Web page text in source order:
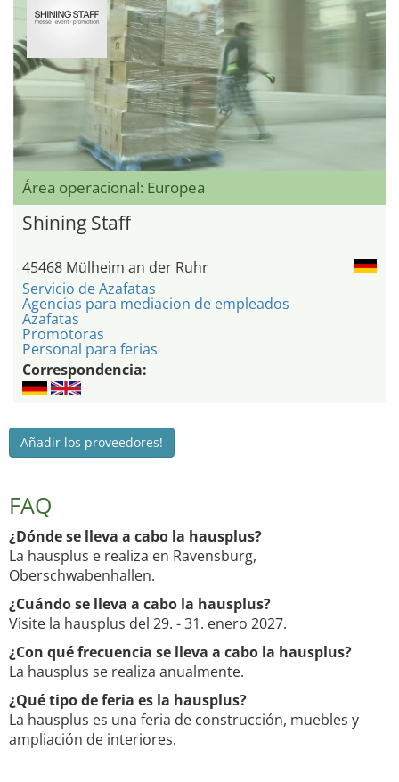
Área operacional: Europea
Shining Staff
45468 Mülheim an der Ruhr
Servicio de Azafatas
Agencias para mediacion de empleados
Azafatas
Promotoras
Personal para ferias
Correspondencia:
Añadir los proveedores!
FAQ
¿Dónde se lleva a cabo la hausplus?
La hausplus e realiza en Ravensburg,
Oberschwabenhallen.
¿Cuándo se lleva a cabo la hausplus?
Visite la hausplus del 29. - 31. enero 2027.
¿Con qué frecuencia se lleva a cabo la hausplus?
La hausplus se realiza anualmente.
¿Qué tipo de feria es la hausplus?
La hausplus es una feria de construcción, muebles y
ampliación de interiores.